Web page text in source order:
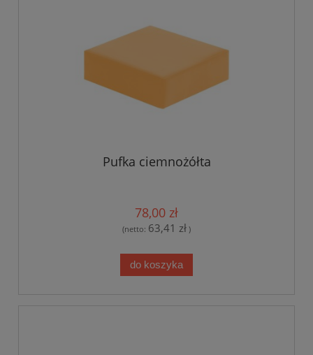
Pufka ciemnożółta
78,00 zł
(netto: 63,41 zł )
do koszyka